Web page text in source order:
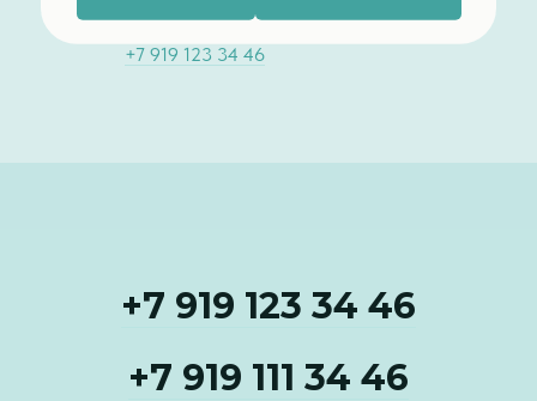
+7 919 123 34 46
+7 919 123 34 46
+7 919 111 34 46